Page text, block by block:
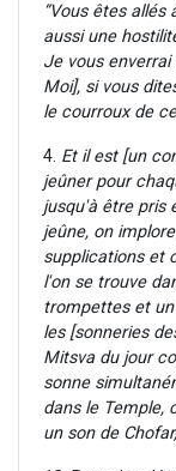
“Vous êtes
aussi une
Je vous
Moi], si vous
le courroux de
4. Et il est [un
jeûner pour
jusqu'à être pris
jeûne, on
supplications et
l'on se trouve
trompettes et
les [sonneries
Mitsva du jour
sonne
dans le Temple,
un son de